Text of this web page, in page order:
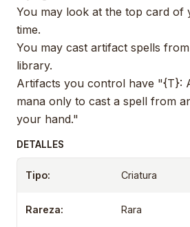
You may look at the top card of
time.
You may cast artifact spells
library.
Artifacts you control have "{T}:
mana only to cast a spell from
your hand."
DETALLES
Tipo: Criatura
Rareza: Rara